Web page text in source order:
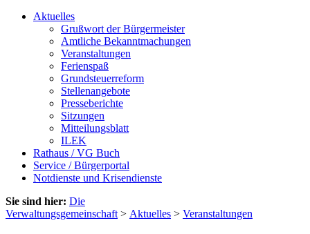
Aktuelles
Grußwort der Bürgermeister
Amtliche Bekanntmachungen
Veranstaltungen
Ferienspaß
Grundsteuerreform
Stellenangebote
Presseberichte
Sitzungen
Mitteilungsblatt
ILEK
Rathaus / VG Buch
Service / Bürgerportal
Notdienste und Krisendienste
Sie sind hier: Die
Verwaltungsgemeinschaft > Aktuelles > Veranstaltungen